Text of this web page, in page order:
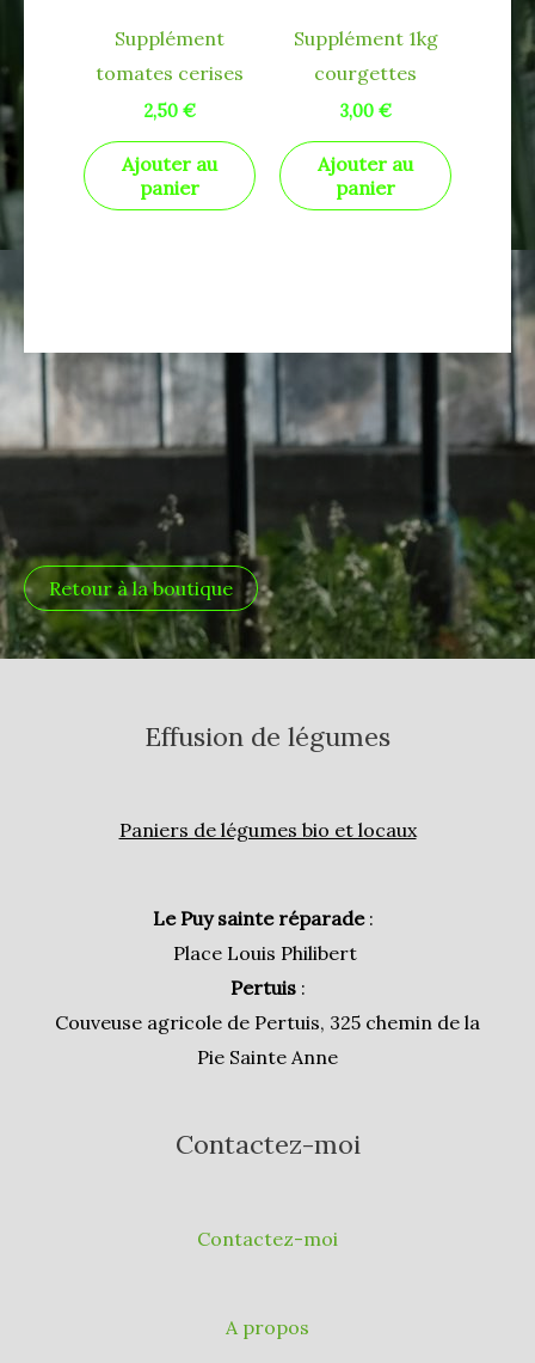
Retour à la boutique
Supplément
tomates cerises
2,50 €
Ajouter au
panier
Supplément 1kg
courgettes
3,00 €
Ajouter au
panier
Effusion de légumes
Paniers de légumes bio et locaux
Le Puy sainte réparade:
Place Louis Philibert
Pertuis:
Couveuse agricole de Pertuis, 325 chemin de la
Pie Sainte Anne
Contactez-moi
Contactez-moi
A propos